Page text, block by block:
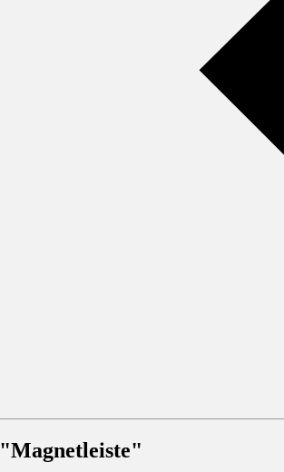
"Magnetleiste"